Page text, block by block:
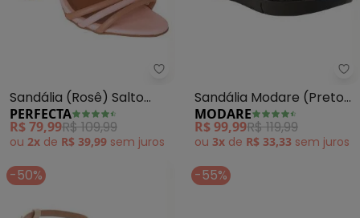
Perfecta - Sandália (Rosê)
Sandália (Rosê) Salto
Quadrado
PERFECTA
R$ 79,99R$ 109,99
ou 2x de R$ 39,99 sem juros
Sandália Modare (Preto)
com Duplo Velcro
MODARE
R$ 99,99R$ 119,99
ou 3x de R$ 33,33 sem juros
-50% -55%